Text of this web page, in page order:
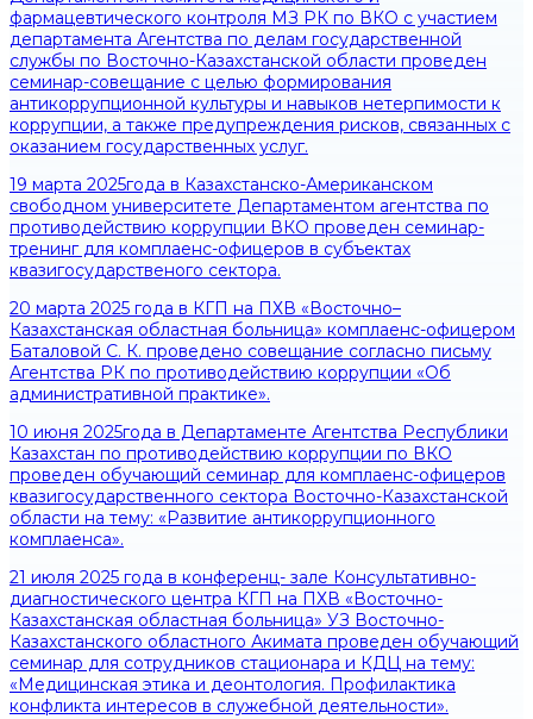
фармацевтического контроля МЗ РК по ВКО с участием
департамента Агентства по делам государственной
службы по Восточно-Казахстанской области проведен
семинар-совещание с целью формирования
антикоррупционной культуры и навыков нетерпимости к
коррупции, а также предупреждения рисков, связанных с
оказанием государственных услуг.
19 марта 2025года в Казахстанско-Американском
свободном университете Департаментом агентства по
противодействию коррупции ВКО проведен семинар-
тренинг для комплаенс-офицеров в субъектах
квазигосударственого сектора.
20 марта 2025 года в КГП на ПХВ «Восточно–
Казахстанская областная больница» комплаенс-офицером
Баталовой С. К. проведено совещание согласно письму
Агентства РК по противодействию коррупции «Об
административной практике».
10 июня 2025года в Департаменте Агентства Республики
Казахстан по противодействию коррупции по ВКО
проведен обучающий семинар для комплаенс-офицеров
квазигосударственного сектора Восточно-Казахстанской
области на тему: «Развитие антикоррупционного
комплаенса».
21 июля 2025 года в конференц- зале Консультативно-
диагностического центра КГП на ПХВ «Восточно-
Казахстанская областная больница» УЗ Восточно-
Казахстанского областного Акимата проведен обучающий
семинар для сотрудников стационара и КДЦ на тему:
«Медицинская этика и деонтология. Профилактика
конфликта интересов в служебной деятельности».